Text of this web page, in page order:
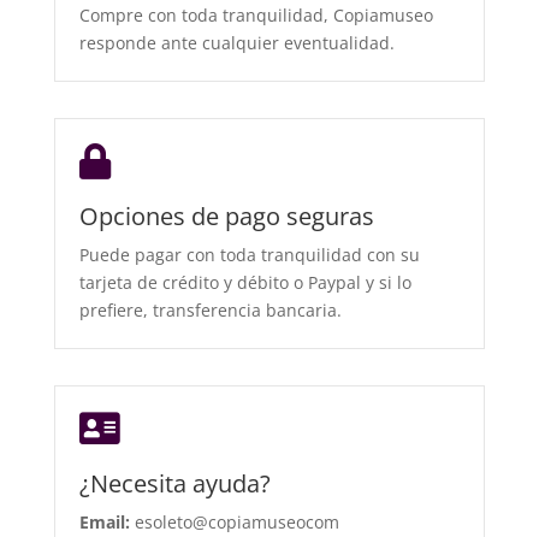
Compre con toda tranquilidad, Copiamuseo
responde ante cualquier eventualidad.

Opciones de pago seguras
Puede pagar con toda tranquilidad con su
tarjeta de crédito y débito o Paypal y si lo
prefiere, transferencia bancaria.

¿Necesita ayuda?
Email: esoleto@copiamuseocom